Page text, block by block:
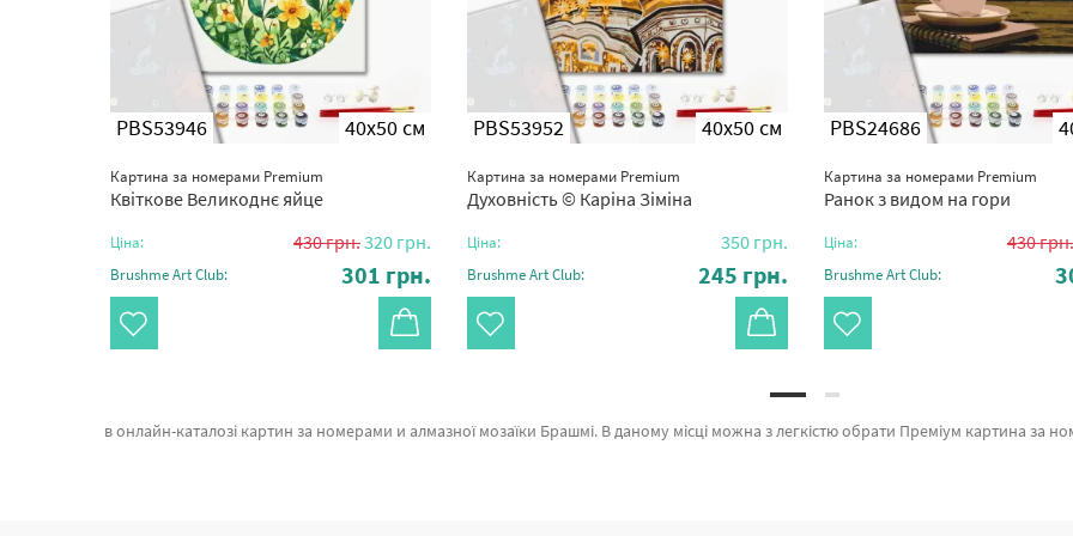
PBS53946 40x50 см
Картина за номерами Premium
Квіткове Великоднє яйце
Ціна: 430грн.320 грн.
Brushme Art Club: 301 грн.
PBS53952 40x50 см
Картина за номерами Premium
Духовність © Каріна Зіміна
Ціна: 350 грн.
Brushme Art Club: 245 грн.
PBS24686
Картина за номерами Premium
Ранок з видом на гори
Ціна: 430грн.
Brushme Art Club:
в онлайн-каталозі картин за номерами и алмазної мозаїки Брашмі. В даному місці можна з легкістю обрати Преміум картина за номерами Дождливый Лондон від признаного бренду Brushme який дивує авторським підходом. Кожен продукт каталогу «» допоможе захоплююче провести час. Відчуття легкості, Запашний хліб и Вогники бажань а также широкий вибір найменувань для вас за